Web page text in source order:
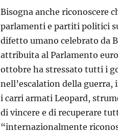
Bisogna anche riconoscere
parlamenti e partiti politici
difetto umano celebrato da
attribuita al Parlamento
ottobre ha stressato tutti i
nell’escalation della guerra,
i carri armati Leopard,
di vincere e di recuperare
“internazionalmente